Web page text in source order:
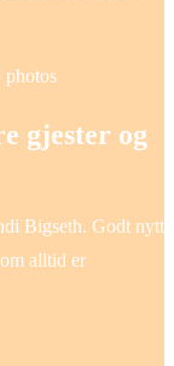
photos
gjester og
Bigseth. Godt nytt
alltid er